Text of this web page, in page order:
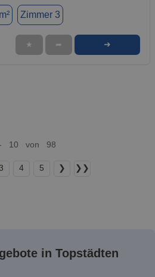
Zimmer 3
★ ➦ ➜
10 von 98
4 5 ❯ ❯❯
in Topstädten